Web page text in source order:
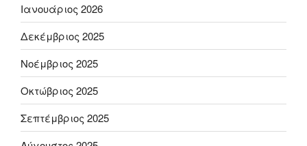
Ιανουάριος 2026
Δεκέμβριος 2025
Νοέμβριος 2025
Οκτώβριος 2025
Σεπτέμβριος 2025